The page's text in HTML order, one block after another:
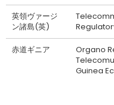
英領ヴァージ
ン諸島(英)
赤道ギニア
Organo
Guinea